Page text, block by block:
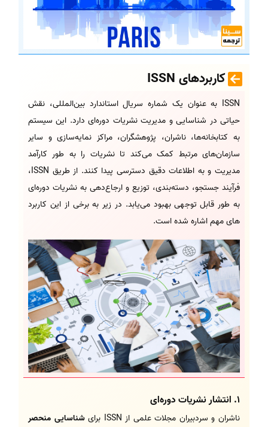
کاربردهای ISSN
ISSN به عنوان یک شماره سریال استاندارد بین‌المللی، نقش
حیاتی در شناسایی و مدیریت نشریات دوره‌ای دارد. این سیستم
به کتابخانه‌ها، ناشران، پژوهشگران، مراکز نمایه‌سازی و سایر
سازمان‌های مرتبط کمک می‌کند تا نشریات را به طور کارآمد
مدیریت و به اطلاعات دقیق دسترسی پیدا کنند. از طریق ISSN،
فرآیند جستجو، دسته‌بندی، توزیع و ارجاع‌دهی به نشریات دوره‌ای
به طور قابل توجهی بهبود می‌یابد. در زیر به برخی از این کاربرد
های مهم اشاره شده است.
1. انتشار نشریات دوره‌ای
ناشران و سردبیران مجلات علمی از ISSN برای
شناسایی منحصر